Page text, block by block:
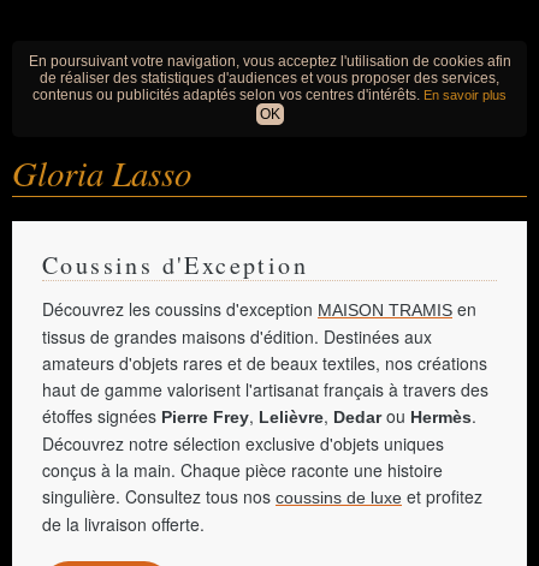
En poursuivant votre navigation, vous acceptez l'utilisation de cookies afin
de réaliser des statistiques d'audiences et vous proposer des services,
contenus ou publicités adaptés selon vos centres d'intérêts. En savoir plus
OK
Gloria Lasso
Coussins d'Exception
Découvrez les coussins d'exception MAISON TRAMIS en
tissus de grandes maisons d'édition. Destinées aux
amateurs d'objets rares et de beaux textiles, nos créations
haut de gamme valorisent l'artisanat français à travers des
étoffes signées Pierre Frey, Lelièvre, Dedarou Hermès.
Découvrez notre sélection exclusive d'objets uniques
conçus à la main. Chaque pièce raconte une histoire
singulière. Consultez tous nos coussins de luxe et profitez
de la livraison offerte.